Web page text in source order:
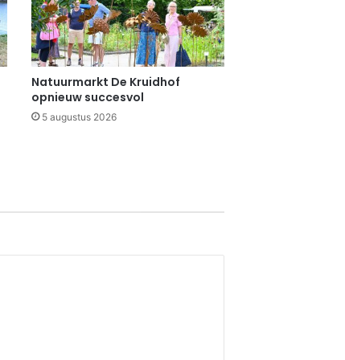
Natuurmarkt De Kruidhof
opnieuw succesvol
5 augustus 2026